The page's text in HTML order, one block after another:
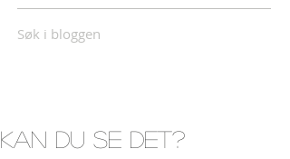
Søk i bloggen
Kan du se det?